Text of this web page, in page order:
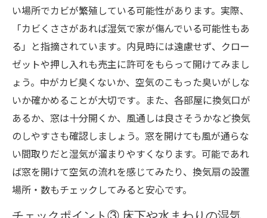
い場所でカビが繁殖している可能性があります。実際、
「カビくささがあれば湿気で家が傷んでいる可能性もあ
る」と指摘されています​。内見時には遠慮せず、クロー
ゼットや押し入れも売主に許可をもらって開けてみまし
ょう。中がカビ臭くないか、空気のこもった臭いがしな
いか確かめることが大切です​。また、各部屋に換気口が
あるか、窓は十分開くか、風通しは良さそうかなど換気
のしやすさも確認しましょう。窓を開けても風が通らな
い間取りだと湿気が溜まりやすくなります。可能であれ
ば窓を開けて空気の流れを感じてみたり、換気扇の設置
場所・数もチェックしてみると安心です。